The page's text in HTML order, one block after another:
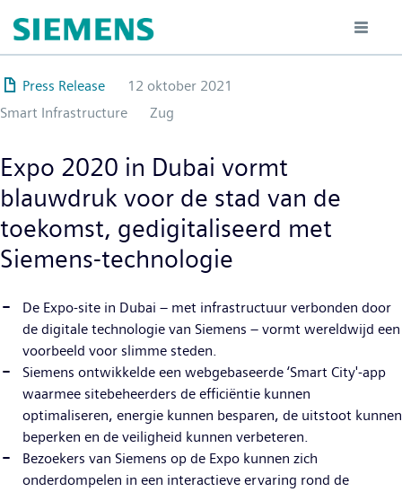
en
naar
de
inhoud
gaan
Press Release
12 oktober 2021
Smart Infrastructure
Zug
Expo 2020 in Dubai vormt
blauwdruk voor de stad van de
toekomst, gedigitaliseerd met
Siemens-technologie
De Expo-site in Dubai – met infrastructuur verbonden door
de digitale technologie van Siemens – vormt wereldwijd een
voorbeeld voor slimme steden.
Siemens ontwikkelde een webgebaseerde ‘Smart City'-app
waarmee sitebeheerders de efficiëntie kunnen
optimaliseren, energie kunnen besparen, de uitstoot kunnen
beperken en de veiligheid kunnen verbeteren.
Bezoekers van Siemens op de Expo kunnen zich
onderdompelen in een interactieve ervaring rond de